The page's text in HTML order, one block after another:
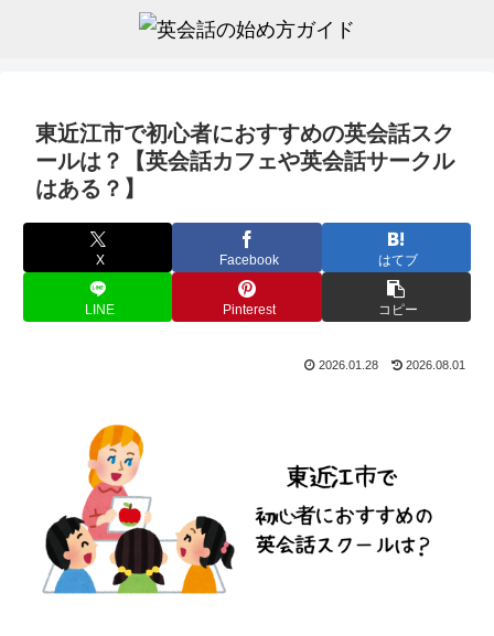
東近江市で初心者におすすめの英会話スク
ールは？【英会話カフェや英会話サークル
はある？】
X Facebook はてブ
LINE Pinterest コピー
2026.01.28 2026.08.01